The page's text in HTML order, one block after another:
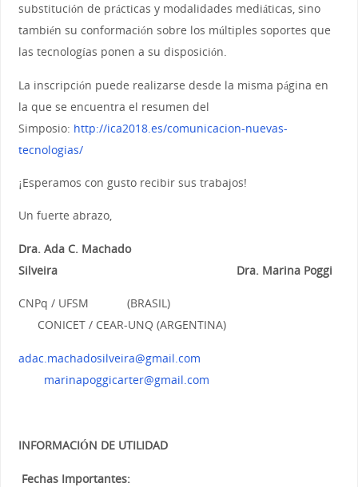
substitución de prácticas y modalidades mediáticas, sino
también su conformación sobre los múltiples soportes que
las tecnologías ponen a su disposición.
La inscripción puede realizarse desde la misma página en
la que se encuentra el resumen del
Simposio: http://ica2018.es/comunicacion-nuevas-
tecnologias/
¡Esperamos con gusto recibir sus trabajos!
Un fuerte abrazo,
Dra. Ada C. Machado
Silveira Dra. Marina Poggi
CNPq / UFSM (BRASIL)
CONICET / CEAR-UNQ (ARGENTINA)
adac.machadosilveira@gmail.com
marinapoggicarter@gmail.com
INFORMACIÓN DE UTILIDAD
Fechas Importantes: